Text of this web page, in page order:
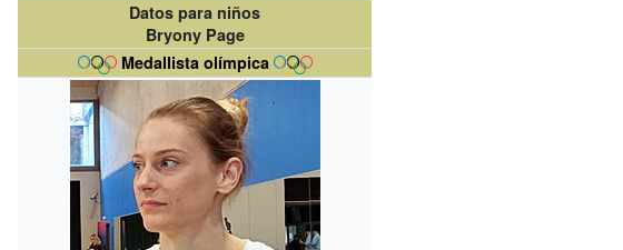
Datos para niños
Bryony Page
Medallista olímpica